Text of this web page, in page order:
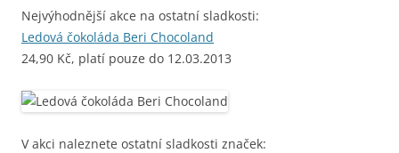
Nejvýhodnější akce na ostatní sladkosti:
Ledová čokoláda Beri Chocoland
24,90 Kč, platí pouze do 12.03.2013
V akci naleznete ostatní sladkosti značek: